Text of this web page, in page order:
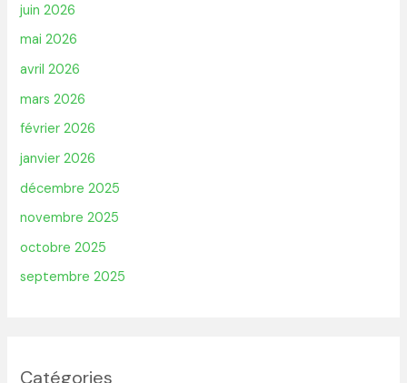
juin 2026
mai 2026
avril 2026
mars 2026
février 2026
janvier 2026
décembre 2025
novembre 2025
octobre 2025
septembre 2025
Catégories